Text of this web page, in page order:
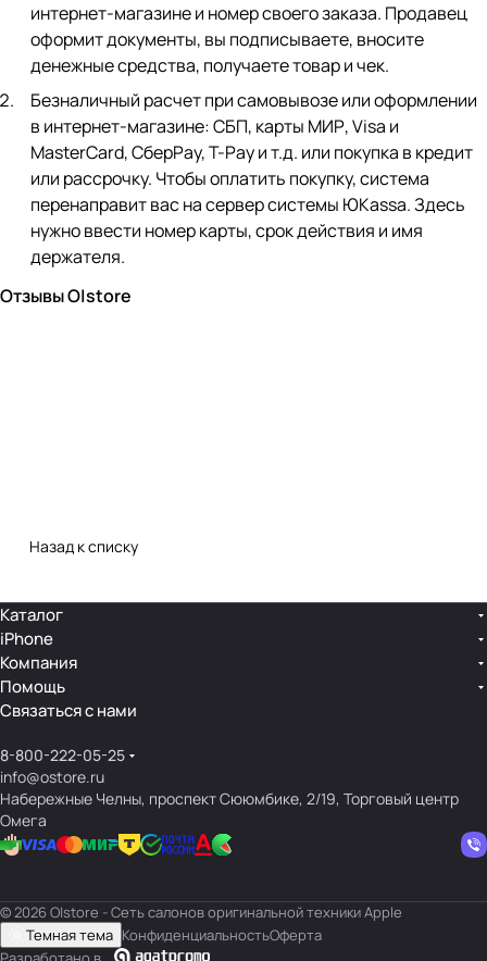
интернет-магазине и номер своего заказа. Продавец
оформит документы, вы подписываете, вносите
денежные средства, получаете товар и чек.
Безналичный расчет при самовывозе или оформлении
в интернет-магазине: СБП, карты МИР, Visa и
MasterCard, СберPay, Т-Pay и т.д. или покупка в кредит
или рассрочку. Чтобы оплатить покупку, система
перенаправит вас на сервер системы ЮKassa. Здесь
нужно ввести номер карты, срок действия и имя
держателя.
Отзывы O|store
Назад к списку
Каталог
iPhone
Компания
Помощь
Связаться с нами
8-800-222-05-25
info@ostore.ru
Набережные Челны, проспект Сююмбике, 2/19, Торговый центр
Омега
© 2026 O|store - Сеть салонов оригинальной техники Apple
Темная тема КонфиденциальностьОферта